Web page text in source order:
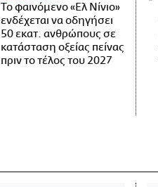
Το φαινόμενο «Ελ Νίνιο»
ενδέχεται να οδηγήσει
50 εκατ. ανθρώπους σε
κατάσταση οξείας πείνας
πριν το τέλος του 2027